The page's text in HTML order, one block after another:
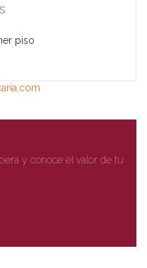
piso
y conoce el valor de tu